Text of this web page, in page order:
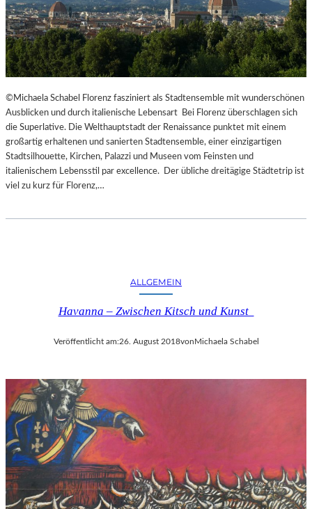
©Michaela Schabel Florenz fasziniert als Stadtensemble mit wunderschönen
Ausblicken und durch italienische Lebensart Bei Florenz überschlagen sich
die Superlative. Die Welthauptstadt der Renaissance punktet mit einem
großartig erhaltenen und sanierten Stadtensemble, einer einzigartigen
Stadtsilhouette, Kirchen, Palazzi und Museen vom Feinsten und
italienischem Lebensstil par excellence. Der übliche dreitägige Städtetrip ist
viel zu kurz für Florenz,…
ALLGEMEIN
Havanna – Zwischen Kitsch und Kunst
Veröffentlicht am:26. August 2018vonMichaela Schabel